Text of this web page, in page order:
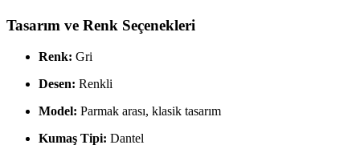
Tasarım ve Renk Seçenekleri
Renk: Gri
Desen: Renkli
Model: Parmak arası, klasik tasarım
Kumaş Tipi: Dantel